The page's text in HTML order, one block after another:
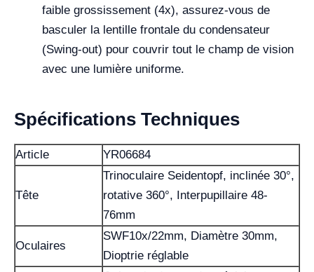
faible grossissement (4x), assurez-vous de
basculer la lentille frontale du condensateur
(Swing-out) pour couvrir tout le champ de vision
avec une lumière uniforme.
Spécifications Techniques
Article YR06684
Tête
Trinoculaire Seidentopf, inclinée 30°,
rotative 360°, Interpupillaire 48-
76mm
Oculaires
SWF10x/22mm, Diamètre 30mm,
Dioptrie réglable